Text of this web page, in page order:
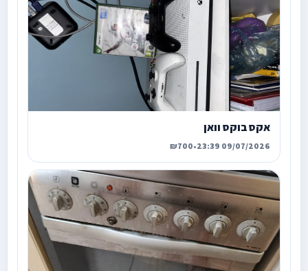
אקס בוקס וואן
09/07/2026 23:39
•
₪700